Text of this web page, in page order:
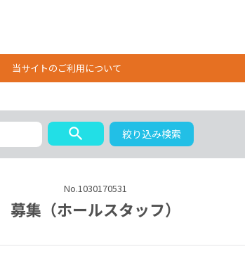
当サイトのご利用について
search 絞り込み検索
No.1030170531
募集（ホールスタッフ）